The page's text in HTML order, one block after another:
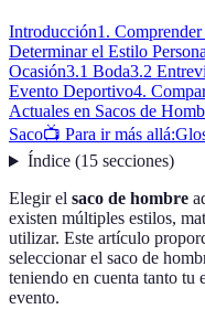
Introducción1.
Determinar el Estilo
Ocasión3.1 Boda3.2
Evento Deportivo4.
Actuales en Sacos de
Saco📺 Para ir más allá:
Índice(15 secciones)
Elegir el saco de hombre
existen múltiples estilos,
utilizar. Este artículo
seleccionar el saco de
teniendo en cuenta tanto tu
evento.